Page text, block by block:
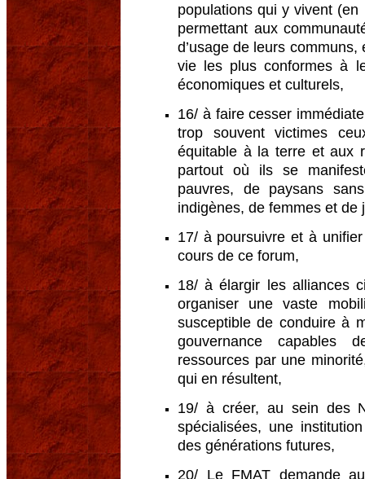
populations qui y vivent
permettant aux
d’usage de leurs
vie les plus conformes à
économiques et culturels,
16/ à faire cesser
trop souvent victimes
équitable à la terre et aux
partout où ils se
pauvres, de paysans
indigènes, de femmes et
17/ à poursuivre et à
cours de ce forum,
18/ à élargir les alliances
organiser une vaste
susceptible de conduire à
gouvernance capables
ressources par une
qui en résultent,
19/ à créer, au sein des
spécialisées, une
des générations futures,
20/ Le FMAT demande